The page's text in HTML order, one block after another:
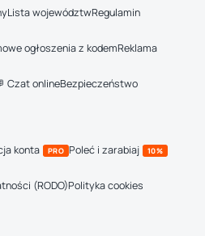
Lista województwRegulamin
ogłoszenia z kodemReklama
Czat onlineBezpieczeństwo
konta PRO Poleć i zarabiaj 10%
(RODO)Polityka cookies